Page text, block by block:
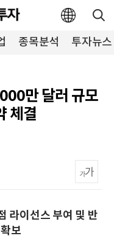
종목분석 투자뉴스
만 달러 규모
체결
라이선스 부여 및 반
보